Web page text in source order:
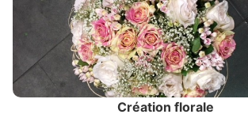
Création florale